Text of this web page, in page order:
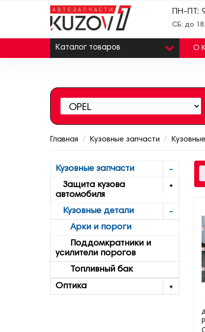
ПН-ПТ:
СБ: до
Каталог товаров О
Главная Кузовные запчасти
Кузовные запчасти
Защита кузова
автомобиля
Кузовные детали
Арки и пороги
Поддомкратники и
усилители порогов
Топливный бак
Оптика